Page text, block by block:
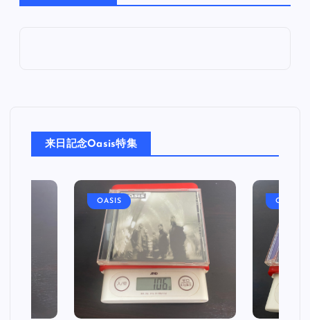
来日記念Oasis特集
OASIS OASIS